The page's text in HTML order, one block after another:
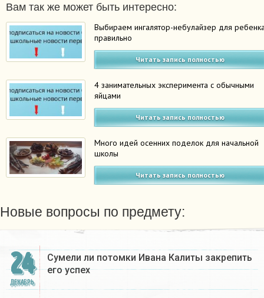
Вам так же может быть интересно:
Выбираем ингалятор-небулайзер для
правильно
Читать запись полностью
4 занимательных эксперимента с обычными
яйцами
Читать запись полностью
Много идей осенних поделок для начальной
школы
Читать запись полностью
Новые вопросы по предмету:
24
ДЕКАБРЬ
Сумели ли потомки Ивана Калиты закрепить
его успех